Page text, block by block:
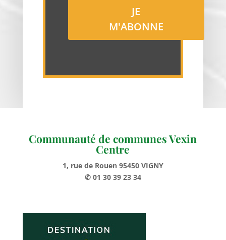
Communauté de communes Vexin
Centre
1, rue de Rouen 95450 VIGNY
✆ 01 30 39 23 34